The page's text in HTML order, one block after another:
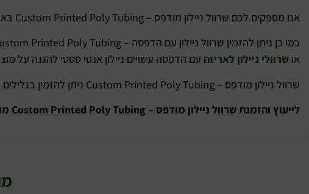
אנו מספקים לכם שרוול ניילון מודפס – Custom Printed Poly Tubing באיכות ניילון לפי דרישות הלקוח ניילון בצפיפות גבוהה HD או ניילון בצפיפות נמוכה LD.
כמו כן ניתן להזמין שרוול ניילון עם הדפסה – Custom Printed Poly Tubing לאריזת מוצרים בעלי רגישות לחשיפה לשמש מניילון UVF.
או שרוולי ניילון לאריזה עם הדפסה עשויים ניילון אנטי סטטי להגנה על
שרוול ניילון מודפס – Custom Printed Poly Tubing ניתן להזמין בגלילים עם שרוול פתוח או גלילים עם שרוול סגור.
לייעוץ והזמנת שרוול ניילון מודפס – Custom Printed Poly Tubing מותאם לחברה שלכם התקשרו אלינו: